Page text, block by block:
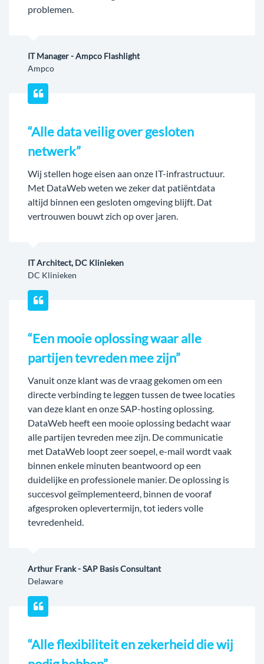
problemen.
IT Manager - Ampco Flashlight
Ampco
“Alle data veilig over gesloten
netwerk”
Wij stellen hoge eisen aan onze IT-infrastructuur.
Met DataWeb weten we zeker dat patiëntdata
altijd binnen een gesloten omgeving blijft. Dat
vertrouwen bouwt zich op over jaren.
IT Architect, DC Klinieken
DC Klinieken
“Een mooie oplossing waar alle
partijen tevreden mee zijn”
Vanuit onze klant was de vraag gekomen om een
directe verbinding te leggen tussen de twee locaties
van deze klant en onze SAP-hosting oplossing.
DataWeb heeft een mooie oplossing bedacht waar
alle partijen tevreden mee zijn. De communicatie
met DataWeb loopt zeer soepel, e-mail wordt vaak
binnen enkele minuten beantwoord op een
duidelijke en professionele manier. De oplossing is
succesvol geïmplementeerd, binnen de vooraf
afgesproken oplevertermijn, tot ieders volle
tevredenheid.
Arthur Frank - SAP Basis Consultant
Delaware
“Alle flexibiliteit en zekerheid die wij